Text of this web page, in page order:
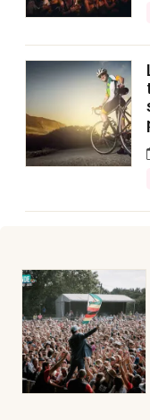
Concerts
Sports
Sorties famille
Aujourd'hui en
Aujourd'hui en
Nice
Strasbourg
Toulouse
Toutes les villes